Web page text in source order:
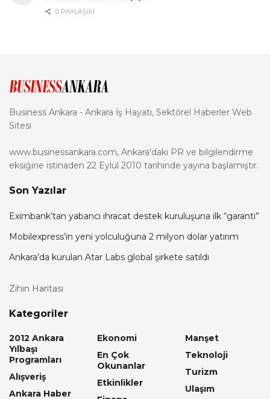
0 PAYLAŞIM
Business Ankara - Ankara İş Hayatı, Sektörel Haberler Web
Sitesi
www.businessankara.com, Ankara'daki PR ve bilgilendirme
eksiğine istinaden 22 Eylül 2010 tarihinde yayına başlamıştır.
Son Yazılar
Eximbank’tan yabancı ihracat destek kuruluşuna ilk “garanti”
Mobilexpress’in yeni yolculuğuna 2 milyon dolar yatırım
Ankara’da kurulan Atar Labs global şirkete satıldı
Zihin Haritası
Kategoriler
2012 Ankara
Yılbaşı
Programları
Alışveriş
Ankara Haber
Ekonomi
En Çok
Okunanlar
Etkinlikler
Manşet
Teknoloji
Turizm
Ulaşım